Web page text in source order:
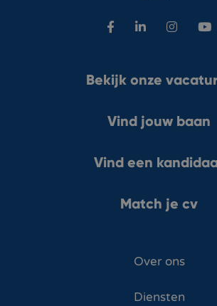
Bekijk onze
Vind jouw baan
Vind een
Match je cv
Over ons
Diensten